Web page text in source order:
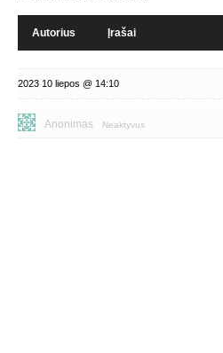
Autorius Įrašai
2023 10 liepos @ 14:10
Anonimas Neaktyvus